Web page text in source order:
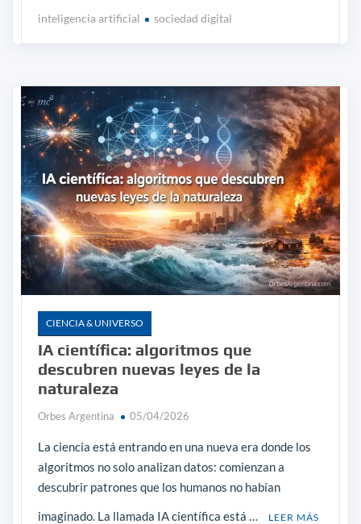
inteligencia artificial sociedad digital
CIENCIA & UNIVERSO
IA científica: algoritmos que
descubren nuevas leyes de la
naturaleza
Orbes Argentina 05/04/2026
La ciencia está entrando en una nueva era donde los
algoritmos no solo analizan datos: comienzan a
descubrir patrones que los humanos no habían
imaginado. La llamada IA científica está …
LEER MÁS